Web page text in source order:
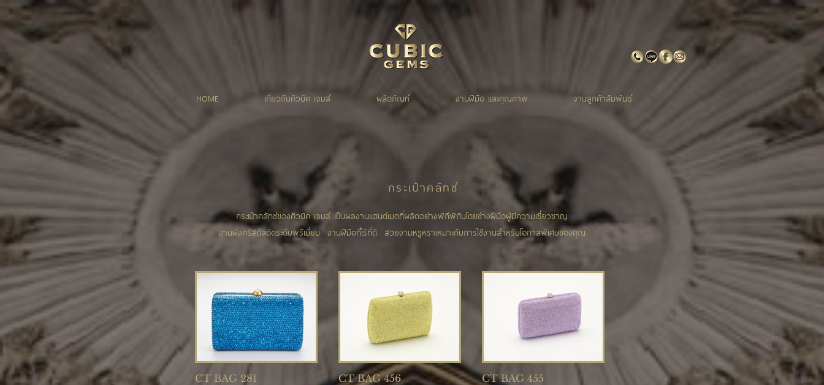
HOME เกี่ยวกับคิวบิค เจมส์ ผลิตภัณท์ งานฝีมือ และคุณภาพ งานลูกค้าสัมพันธ์
กระเป๋าคลัทช์
กระเป๋าคลัทช์ของคิวบิค เจมส์ เป็นผลงานแฮนด์เมดที่ผลิตอย่างพิถีพิถันโดยช่างฝีมือผู้มีความเชี่ยวชาญ
งานฝังคริสตัลตัดระดับพรีเมี่ยม งานฝีมือที่ไร้ที่ติ สวยงามหรูหราเหมาะกับการใช้งานสำหรับโอกาสพิเศษของคุณ
CT BAG 281 CT BAG 456 CT BAG 455